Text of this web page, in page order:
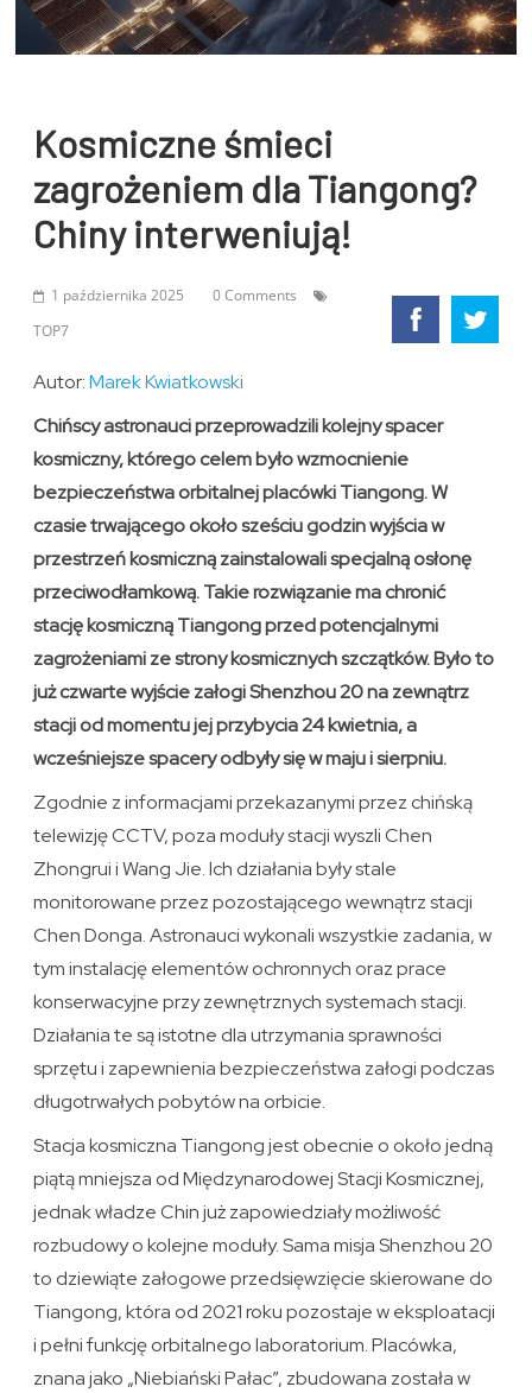
Kosmiczne śmieci
zagrożeniem dla Tiangong?
Chiny interweniują!
1 października 2025
0 Comments
TOP7
Autor:Marek Kwiatkowski
Chińscy astronauci przeprowadzili kolejny spacer
kosmiczny, którego celem było wzmocnienie
bezpieczeństwa orbitalnej placówki Tiangong. W
czasie trwającego około sześciu godzin wyjścia w
przestrzeń kosmiczną zainstalowali specjalną osłonę
przeciwodłamkową. Takie rozwiązanie ma chronić
stację kosmiczną Tiangong przed potencjalnymi
zagrożeniami ze strony kosmicznych szczątków. Było to
już czwarte wyjście załogi Shenzhou 20 na zewnątrz
stacji od momentu jej przybycia 24 kwietnia, a
wcześniejsze spacery odbyły się w maju i sierpniu.
Zgodnie z informacjami przekazanymi przez chińską
telewizję CCTV, poza moduły stacji wyszli Chen
Zhongrui i Wang Jie. Ich działania były stale
monitorowane przez pozostającego wewnątrz stacji
Chen Donga. Astronauci wykonali wszystkie zadania, w
tym instalację elementów ochronnych oraz prace
konserwacyjne przy zewnętrznych systemach stacji.
Działania te są istotne dla utrzymania sprawności
sprzętu i zapewnienia bezpieczeństwa załogi podczas
długotrwałych pobytów na orbicie.
Stacja kosmiczna Tiangong jest obecnie o około jedną
piątą mniejsza od Międzynarodowej Stacji Kosmicznej,
jednak władze Chin już zapowiedziały możliwość
rozbudowy o kolejne moduły. Sama misja Shenzhou 20
to dziewiąte załogowe przedsięwzięcie skierowane do
Tiangong, która od 2021 roku pozostaje w eksploatacji
i pełni funkcję orbitalnego laboratorium. Placówka,
znana jako „Niebiański Pałac”, zbudowana została w